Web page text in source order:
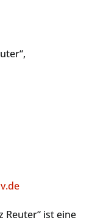
Reuter“ ist eine